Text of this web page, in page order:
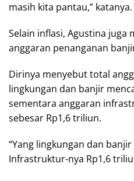
masih kita pantau,” katanya.
Selain inflasi, Agustina juga
anggaran penanganan
Dirinya menyebut total
lingkungan dan banjir
sementara anggaran
sebesar Rp1,6 triliun.
“Yang lingkungan dan
Infrastruktur-nya Rp1,6